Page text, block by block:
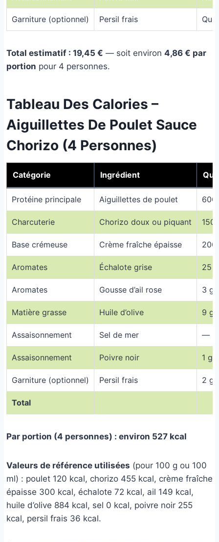
Garniture (optionnel) Persil frais
Total estimatif : 19,45 € — soit environ 4,86 € par
portion pour 4 personnes.
Tableau Des Calories –
Aiguillettes De Poulet Sauce
Chorizo (4 Personnes)
Catégorie Ingrédient
Protéine principale Aiguillettes de poulet 600
Charcuterie Chorizo doux ou piquant 150
Base crémeuse Crème fraîche épaisse 200
Aromates Échalote grise 25 g
Aromates Gousse d’ail rose 3 g
Matière grasse Huile d’olive 9 g
Assaisonnement Sel de mer —
Assaisonnement Poivre noir 1 g
Garniture (optionnel) Persil frais 2 g
Total
Par portion (4 personnes) : environ 527 kcal
Valeurs de référence utilisées (pour 100 g ou 100
ml) : poulet 120 kcal, chorizo 455 kcal, crème fraîche
épaisse 300 kcal, échalote 72 kcal, ail 149 kcal,
huile d’olive 884 kcal, sel 0 kcal, poivre noir 255
kcal, persil frais 36 kcal.